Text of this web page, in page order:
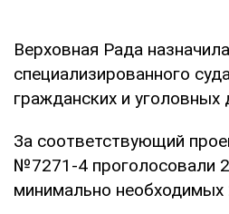
Верховная Рада
специализированного
гражданских и уголовных
За соответствующий
№7271-4 проголосовали
минимально необходимых